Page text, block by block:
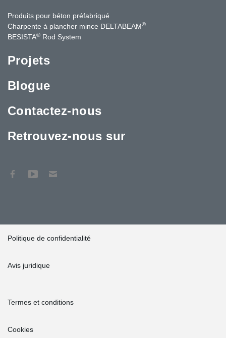
Produits pour béton préfabriqué
Charpente à plancher mince DELTABEAM®
BESISTA® Rod System
Projets
Blogue
Contactez-nous
Retrouvez-nous sur
Politique de confidentialité
Avis juridique
Termes et conditions
Cookies